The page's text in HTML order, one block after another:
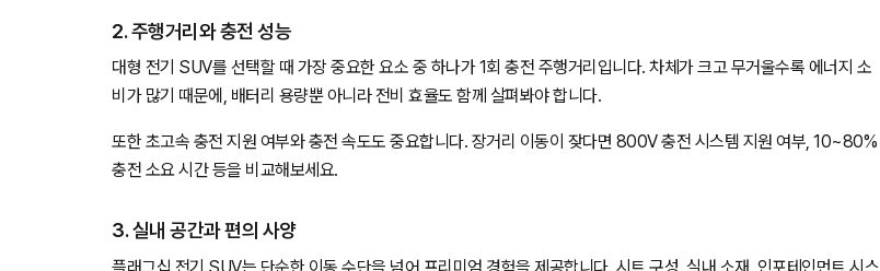
2. 주행거리와 충전 성능
대형 전기 SUV를 선택할 때 가장 중요한 요소 중 하나가 1회 충전 주행거리입니다. 차체가 크고 무거울수록 에너지 소
비가 많기 때문에, 배터리 용량뿐 아니라 전비 효율도 함께 살펴봐야 합니다.
또한 초고속 충전 지원 여부와 충전 속도도 중요합니다. 장거리 이동이 잦다면 800V 충전 시스템 지원 여부, 10~80%
충전 소요 시간 등을 비교해보세요.
3. 실내 공간과 편의 사양